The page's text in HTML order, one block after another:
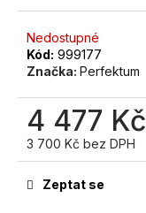
Nedostupné
Kód: 999177
Značka: Perfektum
4 477 Kč
3 700 Kč bez DPH
Měrná
cena:
Zeptat se
+
OKAMŽITÝ
⟲
CASHBACK
800
Kč